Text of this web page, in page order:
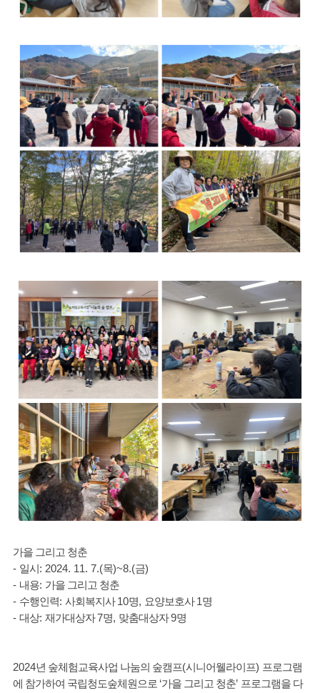
가을 그리고 청춘
- 일시: 2024. 11. 7.(목)~8.(금)
- 내용: 가을 그리고 청춘
- 수행인력: 사회복지사10명, 요양보호사1명
- 대상: 재가대상자7명, 맞춤대상자9명
2024년 숲체험교육사업 나눔의 숲캠프(시니어웰라이프) 프로그램
에 참가하여 국립청도숲체원으로 ‘가을 그리고 청춘’ 프로그램을 다